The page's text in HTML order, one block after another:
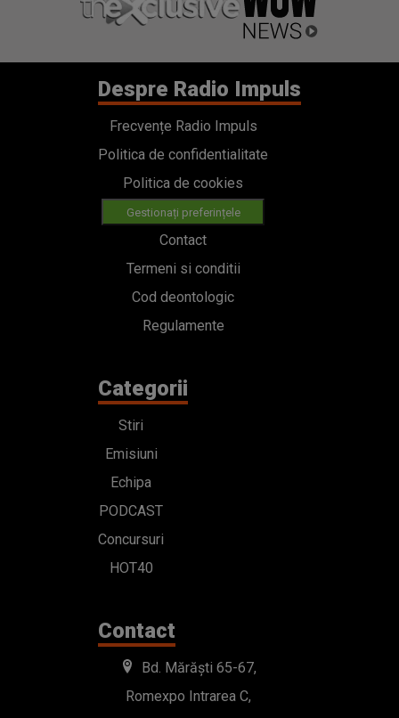
Despre Radio Impuls
Frecvențe Radio Impuls
Politica de confidentialitate
Politica de cookies
Gestionați preferințele
Contact
Termeni si conditii
Cod deontologic
Regulamente
Categorii
Stiri
Emisiuni
Echipa
PODCAST
Concursuri
HOT40
Contact
Bd. Mărăști 65-67,
Romexpo Intrarea C,